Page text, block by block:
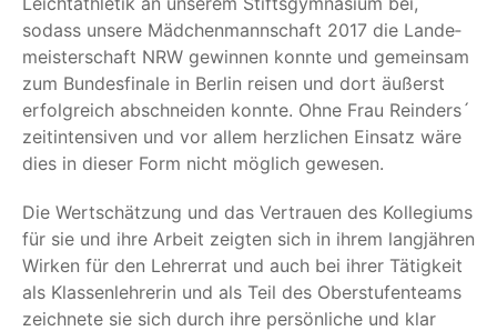
sodass unse­re Mäd­chen­mann­schaft 2017 die Lan­de­
meis­ter­schaft NRW gewin­nen konn­te und gemein­sam
zum Bun­des­fi­na­le in Ber­lin rei­sen und dort äußerst
erfolg­reich abschnei­den konn­te. Ohne Frau Reinders´
zeit­in­ten­si­ven und vor allem herz­li­chen Ein­satz wäre
dies in die­ser Form nicht mög­lich gewesen.
Die Wert­schät­zung und das Ver­trau­en des Kol­le­gi­ums
für sie und ihre Arbeit zeig­ten sich in ihrem lang­jäh­ren
Wir­ken für den Leh­rer­rat und auch bei ihrer Tätig­keit
als Klas­sen­leh­re­rin und als Teil des Ober­stu­fenteams
zeich­ne­te sie sich durch ihre per­sön­li­che und klar